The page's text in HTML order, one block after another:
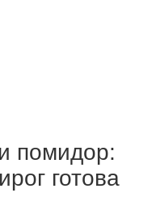
помидор:
готова